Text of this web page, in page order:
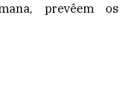
prevêem os